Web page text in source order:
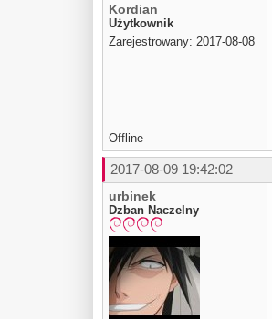
Kordian
Użytkownik
Zarejestrowany: 2017-08-08
Offline
2017-08-09 19:42:02
urbinek
Dzban Naczelny